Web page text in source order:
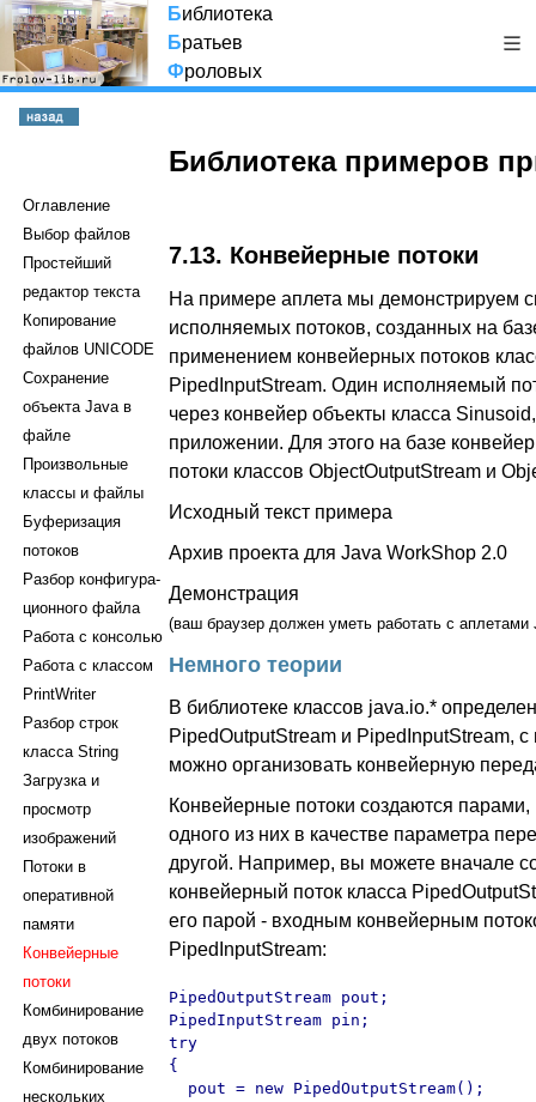
Библиотека
Братьев
Фроловых
Библиотека примеров
Оглавление
Выбор файлов
Простейший
редактор текста
Копирование
файлов UNICODE
Сохранение
объекта Java в
файле
Произвольные
классы и файлы
Буферизация
потоков
Разбор конфигура-
ционного файла
Работа с консолью
Работа с классом
PrintWriter
Разбор строк
класса String
Загрузка и
просмотр
изображений
Потоки в
оперативной
памяти
Конвейерные
потоки
Комбинирование
двух потоков
Комбинирование
нескольких
7.13. Конвейерные потоки
На примере аплета мы демонстрируем
исполняемых потоков, созданных на
применением конвейерных потоков
PipedInputStream. Один исполняемый
через конвейер объекты класса
приложении. Для этого на базе
потоки классов ObjectOutputStream и
Исходный текст примера
Архив проекта для Java WorkShop 2.0
Демонстрация
(ваш браузер должен уметь работать с аплетами
Немного теории
В библиотеке классов java.io.*
PipedOutputStream и PipedInputStream,
можно организовать конвейерную
Конвейерные потоки создаются парами,
одного из них в качестве параметра
другой. Например, вы можете вначале
конвейерный поток класса
его парой - входным конвейерным
PipedInputStream:
PipedOutputStream pout;
PipedInputStream pin;
try
{
  pout = new PipedOutputStream();